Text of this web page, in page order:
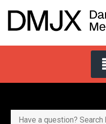
content
Search